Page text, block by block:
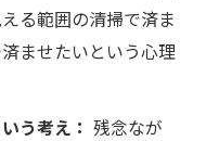
る範囲の清掃で済ま
ませたいという心理
う考え： 残念なが